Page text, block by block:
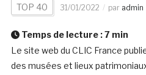
TOP 40 31/01/2022 par admin
Temps de lecture :7 min
Le site web du CLIC France
des musées et lieux